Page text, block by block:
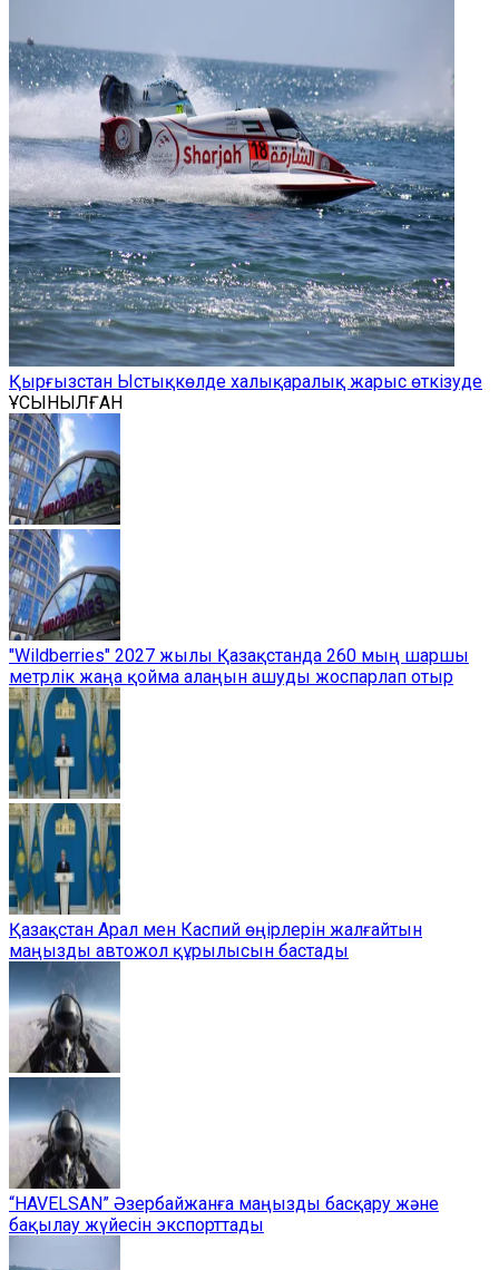
Қырғызстан Ыстықкөлде халықаралық жарыс өткізуде
ҰСЫНЫЛҒАН
"Wildberries" 2027 жылы Қазақстанда 260 мың шаршы
метрлік жаңа қойма алаңын ашуды жоспарлап отыр
Қазақстан Арал мен Каспий өңірлерін жалғайтын
маңызды автожол құрылысын бастады
“HAVELSAN” Әзербайжанға маңызды басқару және
бақылау жүйесін экспорттады